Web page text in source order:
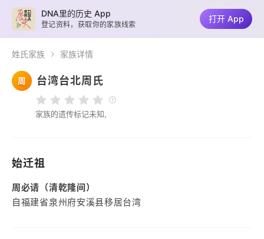
姓氏家族 家族详情
周 台湾台北周氏
家族的遗传标记未知,
始迁祖
周必请（清乾隆间）
自福建省泉州府安溪县移居台湾
DNA里的历史 App
登记资料，获取你的家族线索
打开 App